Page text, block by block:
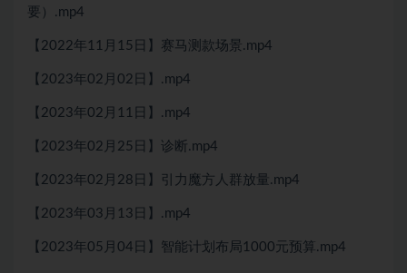
要）.mp4
【2022年11月15日】赛马测款场景.mp4
【2023年02月02日】.mp4
【2023年02月11日】.mp4
【2023年02月25日】诊断.mp4
【2023年02月28日】引力魔方人群放量.mp4
【2023年03月13日】.mp4
【2023年05月04日】智能计划布局1000元预算.mp4